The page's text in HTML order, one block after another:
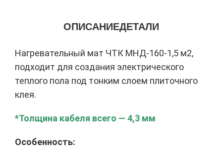
ОПИСАНИЕДЕТАЛИ
Нагревательный мат ЧТК МНД-160-1,5 м2,
подходит для создания электрического
теплого пола под тонким слоем плиточного
клея.
*Толщина кабеля всего — 4,3 мм
Особенность: